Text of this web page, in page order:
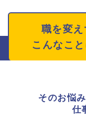
職を変え
こんなこ
そのお悩
仕